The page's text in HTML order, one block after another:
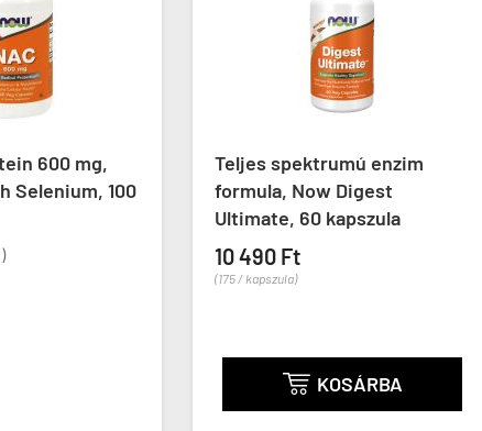
600 mg,
Selenium, 100
Teljes spektrumú enzim
formula, Now Digest
Ultimate, 60 kapszula
10 490 Ft
(175 / kapszula)
 KOSÁRBA